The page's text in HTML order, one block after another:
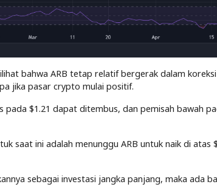
bahwa ARB tetap relatif bergerak dalam
jika pasar crypto mulai positif.
pada $1.21 dapat ditembus, dan pemisah bawah
saat ini adalah menunggu ARB untuk naik di
sebagai investasi jangka panjang, maka ada